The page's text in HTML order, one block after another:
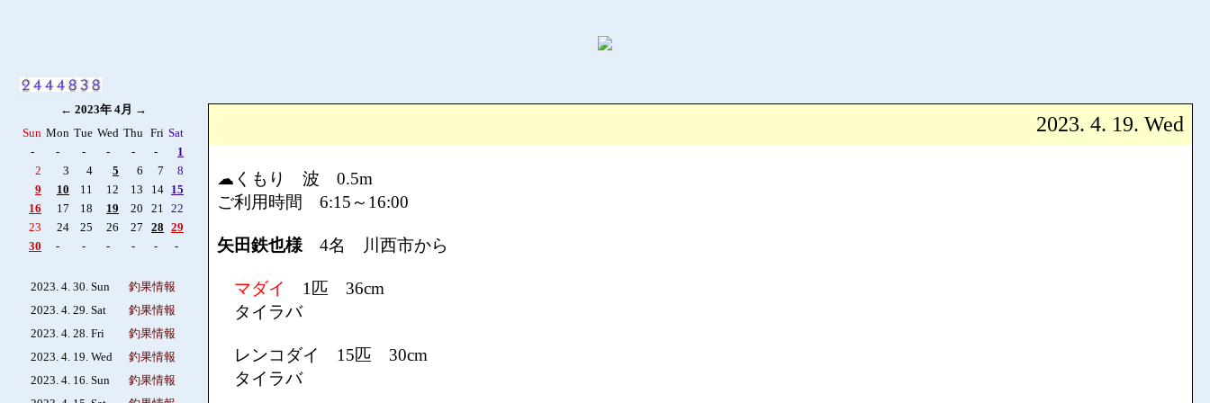
← 2023年 4月 →
Sun Mon Tue Wed Thu Fri Sat
-
- - - - -
1
2
3 4 5 6 7
8
9
10 11 12 13 14 15
16
17 18 19 20 21 22
23
24 25 26 27 28 29
30
- - - - - -
2023. 4. 30. Sun
釣果情報
2023. 4. 29. Sat
釣果情報
2023. 4. 28. Fri
釣果情報
2023. 4. 19. Wed
釣果情報
2023. 4. 16. Sun
釣果情報
2023. 4. 19. Wed
☁くもり 波 0.5m
ご利用時間 6:15～16:00
矢田鉄也様 4名 川西市から
マダイ
1匹 36cm
タイラバ
レンコダイ 15匹 30cm
タイラバ